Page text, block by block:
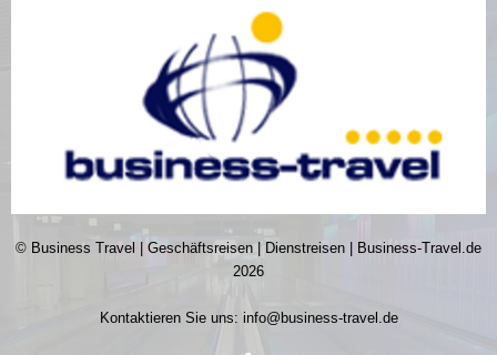
© Business Travel | Geschäftsreisen | Dienstreisen | Business-Travel.de
2026
Kontaktieren Sie uns: info@business-travel.de